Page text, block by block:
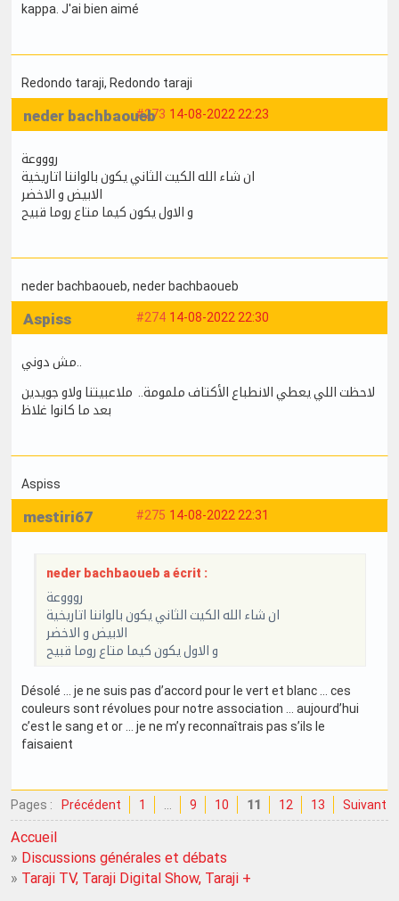
kappa. J'ai bien aimé
Redondo taraji, Redondo taraji
#273 14-08-2022 22:23
neder bachbaoueb
روووعة
ان شاء الله الكيت الثاني يكون بالواننا اتاريخية
الابيض و الاخضر
و الاول يكون كيما متاع روما قبيح
neder bachbaoueb, neder bachbaoueb
#274 14-08-2022 22:30
Aspiss
لاحظت اللي يعطي الانطباع الأكتاف ملمومة.. ملاعبيتنا ولاو جويدين
بعد ما كانوا غلاظ
Aspiss
#275 14-08-2022 22:31
mestiri67
neder bachbaoueb a écrit :
روووعة
ان شاء الله الكيت الثاني يكون بالواننا اتاريخية
الابيض و الاخضر
و الاول يكون كيما متاع روما قبيح
Désolé … je ne suis pas d’accord pour le vert et blanc … ces
couleurs sont révolues pour notre association … aujourd’hui
c’est le sang et or … je ne m’y reconnaîtrais pas s’ils le
faisaient
Pages : Précédent 1 … 9 10 11 12 13 Suivant
Accueil
» Discussions générales et débats
» Taraji TV, Taraji Digital Show, Taraji +